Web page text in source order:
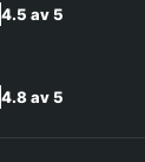
4.5 av 5
4.8 av 5